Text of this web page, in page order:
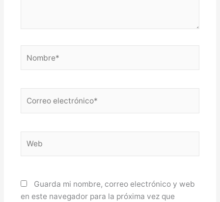
electrónico*
Guarda mi nombre, correo electrónico y web
en este navegador para la próxima vez que